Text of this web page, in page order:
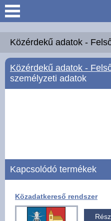
Keresés
Köszöntő
Hírek
Közérdekű adatok -
Galéria
Közérdekű adatok -
Közérdekű adatok -
személyzeti adatok
Kapcsolódó termékek
Közadatkereső rendszer